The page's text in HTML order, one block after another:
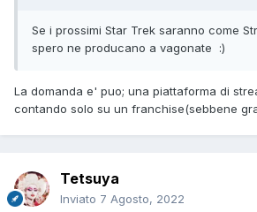
Se i prossimi Star Trek saranno come
spero ne producano a vagonate :)
La domanda e' puo; una piattaforma di
contando solo su un franchise(sebbene
Tetsuya
Inviato 7 Agosto, 2022